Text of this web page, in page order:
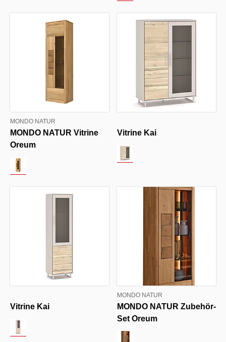
MONDO NATUR
MONDO NATUR Vitrine
Oreum
Vitrine Kai
Vitrine Kai
MONDO NATUR
MONDO NATUR Zubehör-
Set Oreum